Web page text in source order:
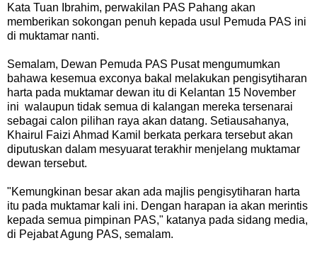
Kata Tuan Ibrahim, perwakilan PAS Pahang akan
memberikan sokongan penuh kepada usul Pemuda PAS ini
di muktamar nanti.
Semalam, Dewan Pemuda PAS Pusat mengumumkan
bahawa kesemua exconya bakal melakukan pengisytiharan
harta pada muktamar dewan itu di Kelantan 15 November
ini walaupun tidak semua di kalangan mereka tersenarai
sebagai calon pilihan raya akan datang. Setiausahanya,
Khairul Faizi Ahmad Kamil berkata perkara tersebut akan
diputuskan dalam mesyuarat terakhir menjelang muktamar
dewan tersebut.
"Kemungkinan besar akan ada majlis pengisytiharan harta
itu pada muktamar kali ini. Dengan harapan ia akan merintis
kepada semua pimpinan PAS," katanya pada sidang media,
di Pejabat Agung PAS, semalam.